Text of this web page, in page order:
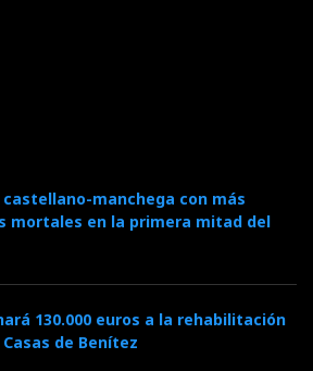
manchega con más
mortales en la primera mitad del
130.000 euros a la rehabilitación
de Benítez